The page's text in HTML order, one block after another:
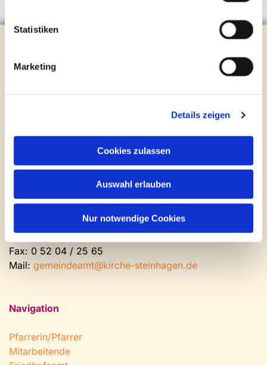
Statistiken
Marketing
Details zeigen
Cookies zulassen
Auswahl erlauben
Nur notwendige Cookies
Tel.:0 52 04 / 36 28
Newsletter abonnieren
Kontakt und Öffnungszeiten
Gemeinde- und Friedhofsamt
Montag: geschlossen
Nachmittags nach Vereinbarung
Tel:0 52 04 / 36 28
Fax: 0 52 04 / 25 65
Mail: gemeindeamt@kirche-steinhagen.de
Navigation
Pfarrerin/Pfarrer
Mitarbeitende